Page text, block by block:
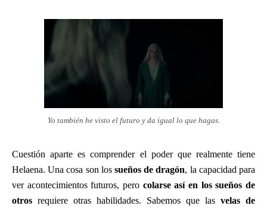
Yo también he visto el futuro y da igual lo que hagas.
Cuestión aparte es comprender el poder que realmente tiene
Helaena. Una cosa son los sueños de dragón, la capacidad para
ver acontecimientos futuros, pero colarse así en los sueños de
otros requiere otras habilidades. Sabemos que las velas de